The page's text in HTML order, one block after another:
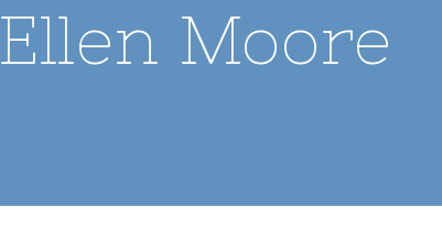
Ellen Moore